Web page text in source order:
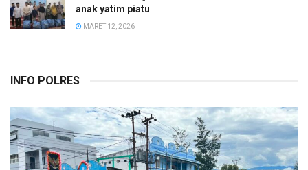
anak yatim piatu
MARET 12, 2026
INFO POLRES